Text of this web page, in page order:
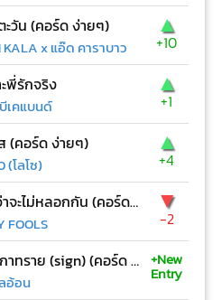
ะวัน (คอร์ด ง่ายๆ)
KALA x แอ๊ด คาราบาว
▲
+10
พี่รักจริง
เคแบนด์
▲
+1
(คอร์ด ง่ายๆ)
(โลโซ)
▲
+4
ไหนว่าจะไม่หลอกกัน (คอร์ด ง่ายๆ)
FOOLS
▼
-2
นาฬิกาทราย (sign) (คอร์ด ง่ายๆ)
อ้อน
+New
Entry